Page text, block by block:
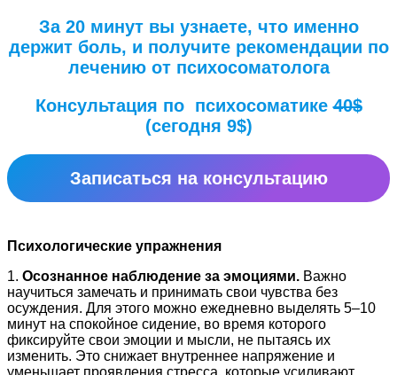
За 20 минут вы узнаете, что именно
держит боль, и получите рекомендации по
лечению от психосоматолога
Консультация по психосоматике40$
(сегодня 9$)
Записаться на консультацию
Психологические упражнения
1. Осознанное наблюдение за эмоциями. Важно
научиться замечать и принимать свои чувства без
осуждения. Для этого можно ежедневно выделять 5–10
минут на спокойное сидение, во время которого
фиксируйте свои эмоции и мысли, не пытаясь их
изменить. Это снижает внутреннее напряжение и
уменьшает проявления стресса, которые усиливают